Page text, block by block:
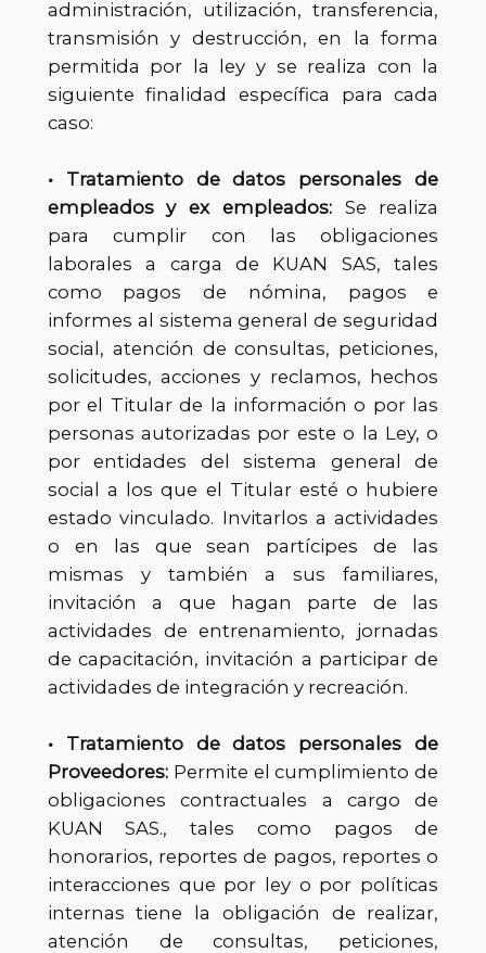
administración, utilización, transferencia,
transmisión y destrucción, en la forma
permitida por la ley y se realiza con la
siguiente finalidad específica para cada
caso:
• Tratamiento de datos personales de
empleados y ex empleados:Se realiza
para cumplir con las obligaciones
laborales a carga de KUAN SAS, tales
como pagos de nómina, pagos e
informes al sistema general de seguridad
social, atención de consultas, peticiones,
solicitudes, acciones y reclamos, hechos
por el Titular de la información o por las
personas autorizadas por este o la Ley, o
por entidades del sistema general de
social a los que el Titular esté o hubiere
estado vinculado. Invitarlos a actividades
o en las que sean partícipes de las
mismas y también a sus familiares,
invitación a que hagan parte de las
actividades de entrenamiento, jornadas
de capacitación, invitación a participar de
actividades de integración y recreación.
• Tratamiento de datos personales de
Proveedores:Permite el cumplimiento de
obligaciones contractuales a cargo de
KUAN SAS., tales como pagos de
honorarios, reportes de pagos, reportes o
interacciones que por ley o por políticas
internas tiene la obligación de realizar,
atención de consultas, peticiones,